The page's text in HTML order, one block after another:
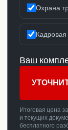
Охрана
Ваш
Итоговая цена
и текущих
бесплатного